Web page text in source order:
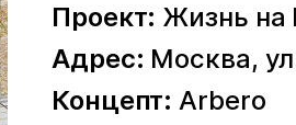
Проект: Жизнь
Адрес: Москва,
Концепт: Arbero